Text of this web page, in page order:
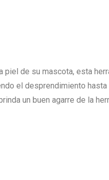
piel de su mascota, esta
el desprendimiento hasta
un buen agarre de la